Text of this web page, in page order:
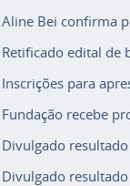
Aline Bei confirma
Retificado edital de
Inscrições para
Fundação recebe
Divulgado
Divulgado